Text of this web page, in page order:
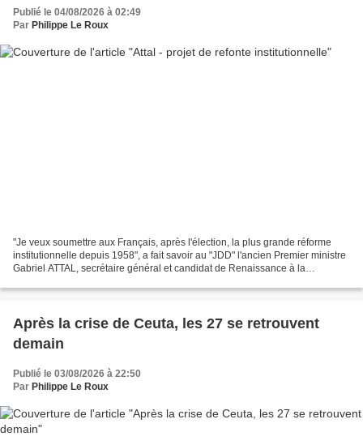
Publié le 04/08/2026 à 02:49
Par Philippe Le Roux
"Je veux soumettre aux Français, après l'élection, la plus grande réforme
institutionnelle depuis 1958", a fait savoir au "JDD" l'ancien Premier ministre
Gabriel ATTAL, secrétaire général et candidat de Renaissance à la
Après la crise de Ceuta, les 27 se retrouvent
demain
Publié le 03/08/2026 à 22:50
Par Philippe Le Roux